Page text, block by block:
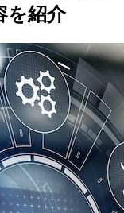
を紹介